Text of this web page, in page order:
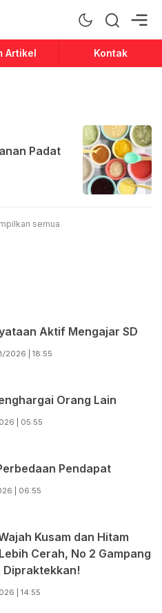
Artikel Kontak
Padat
semua
Aktif Mengajar SD
2026 | 18:55
Orang Lain
| 05:55
Pendapat
| 06:55
Kusam dan Hitam
Cerah, No 2 Gampang
Dipraktekkan!
| 14:55